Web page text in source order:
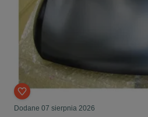
Dodane 07 sierpnia 2026